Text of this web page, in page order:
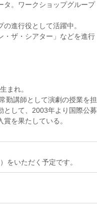
タ。ワークショップグループ
進行役として活躍中。
・ザ・シアター」などを進行
まれ。
勤講師として演劇の授業を担
として、2003年より国際公募
を果たしている。
をいただく予定です。